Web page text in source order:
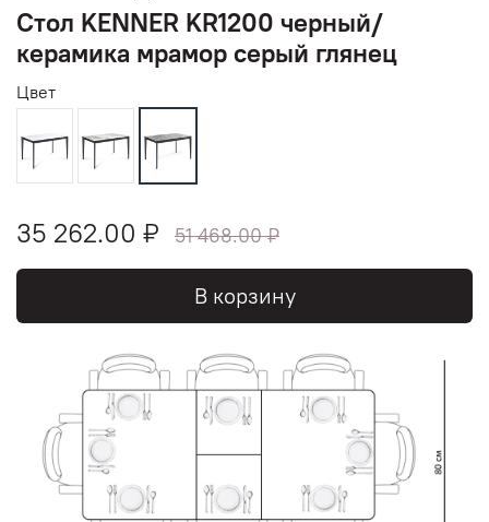
Стол KENNER KR1200 черный/
керамика мрамор серый глянец
Цвет
35 262.00 ₽ 51 468.00 ₽
В корзину